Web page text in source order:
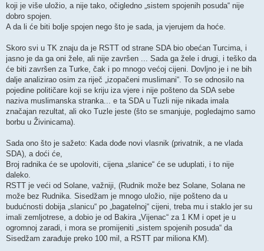
koji je više uložio, a nije tako, očigledno „sistem spojenih posuda“ nije
dobro spojen.
A da li će biti bolje spojen nego što je sada, ja vjerujem da hoće.
Skoro svi u TK znaju da je RSTT od strane SDA bio obećan Turcima, i
jasno je da ga oni žele, ali nije završen ... Sada ga žele i drugi, i teško da
će biti završen za Turke, čak i po mnogo većoj cijeni. Dovljno je i ne bih
dalje analizirao osim za riječ „izopačeni muslimani“. To se odnosilo na
pojedine političare koji se kriju iza vjere i nije pošteno da SDA sebe
naziva muslimanska stranka... e ta SDA u Tuzli nije nikada imala
značajan rezultat, ali oko Tuzle jeste (što se smanjuje, pogledajmo samo
borbu u Živinicama).
Sada ono što je sažeto: Kada dođe novi vlasnik (privatnik, a ne vlada
SDA), a doći će,
Broj radnika će se upoloviti, cijena „slanice“ će se uduplati, i to nije
daleko.
RSTT je veći od Solane, važniji, (Rudnik može bez Solane, Solana ne
može bez Rudnika. Sisedžam je mnogo uložio, nije pošteno da u
budućnosti dobija „slanicu“ po „bagatelnoj“ cijeni, treba mu i staklo jer su
imali zemljotrese, a dobio je od Bakira „Vijenac“ za 1 KM i opet je u
ogromnoj zaradi, i mora se promijeniti „sistem spojenih posuda“ da
Sisedžam zarađuje preko 100 mil, a RSTT par miliona KM).